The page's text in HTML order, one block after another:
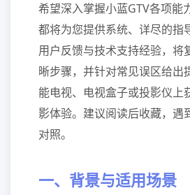
希望深入掌握小蓝GTV各项能
都将为您提供系统、详尽的指
用户反馈与技术支持经验，将
晰步骤，并针对常见误区给出
能电视、电视盒子或投影仪上
影体验。建议阅读后收藏，遇
对照。
一、背景与适用场景